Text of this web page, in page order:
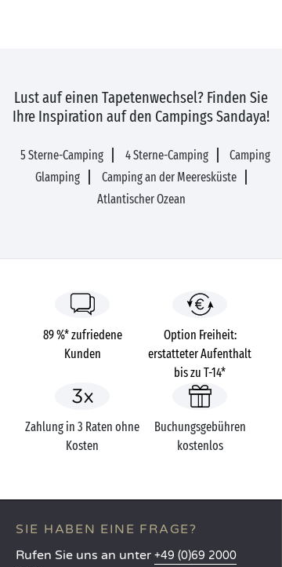
Lust auf einen Tapetenwechsel? Finden Sie
Ihre Inspiration auf den Campings Sandaya!
5 Sterne-Camping 4 Sterne-Camping
Camping
Glamping
Camping an der Meeresküste
Atlantischer Ozean
89 %* zufriedene
Kunden
Option Freiheit:
erstatteter Aufenthalt
bis zu T-14*
Zahlung in 3 Raten ohne
Kosten
Buchungsgebühren
kostenlos
SIE HABEN EINE FRAGE?
Rufen Sie uns an unter +49 (0)69 2000